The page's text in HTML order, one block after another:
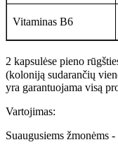
Vitaminas B6
2 kapsulėse pieno
(koloniją sudarančių
yra garantuojama visą
Vartojimas:
Suaugusiems žmonėms